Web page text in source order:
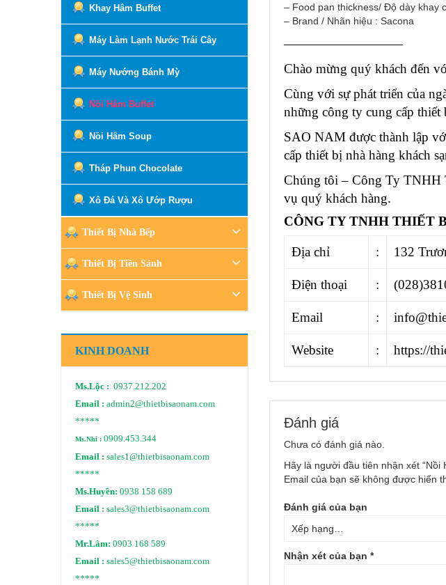
– Food pan thickness/ Độ dày khay
– Brand / Nhãn hiệu : Sacona
—————————
Chào mừng quý khách đến
Cùng với sự phát triển của
những công ty cung cấp thiết
SAO NAM được thành lập
cấp thiết bị nhà hàng khách
Chúng tôi – Công Ty TNHH
vụ quý khách hàng.
CÔNG TY TNHH THIẾT
Địa chỉ : 132
Điện thoại :
Email :
Website : https://
Đánh giá
Chưa có đánh giá nào.
Hãy là người đầu tiên nhận xét “Nồi
Email của bạn sẽ không được hiển
Đánh giá của bạn
Nhận xét của bạn *
Khay Hâm Buffet
Máy Làm Lạnh Nước Trái Cây
Máy Nướng Bánh Mỳ
Nồi Hâm Buffet
Nồi Hâm Soup
Tháp Phun Chocolate
Xô Đá Và Xô Ướp Rượu
Thiết Bị Nhà Bếp
Thiết Bị Tiền Sảnh
Thiết Bị Vệ Sinh
KINH DOANH
Ms.Lộc : 0937.212.202
Email : admin2@thietbisaonam.com
*****
Ms.Nhi : 0909.453.344
Email : sales1@thietbisaonam.com
*****
Ms.Huyền: 0938 158 689
Email : sales3@thietbisaonam.com
*****
Mr.Lâm: 0903 168 589
Email : sales5@thietbisaonam.com
*****